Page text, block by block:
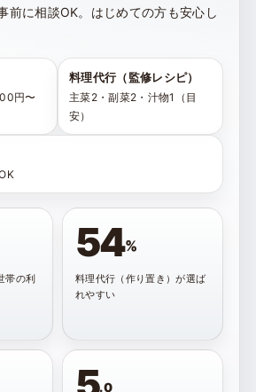
前に相談OK。はじめての方も安心し
円〜
料理代行（監修レシピ）
主菜2・副菜2・汁物1（目
安）
帯の利
54%
料理代行（作り置き）が選ば
れやすい
.0